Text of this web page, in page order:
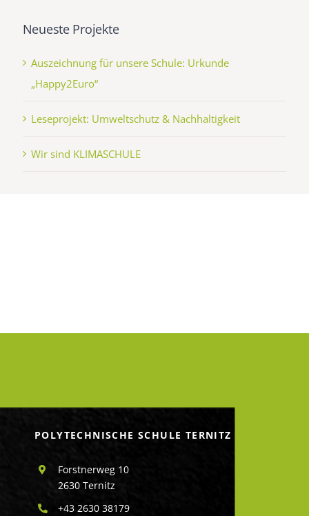
Neueste Projekte
Auszeichnung für unsere Schule: Urkunde
„Happy2Euro“
Leseprojekt: Umweltschutz & Nachhaltigkeit
Wir sind KLIMASCHULE
POLYTECHNISCHE SCHULE TERNITZ
Forstnerweg 10
2630 Ternitz
+43 2630 38179